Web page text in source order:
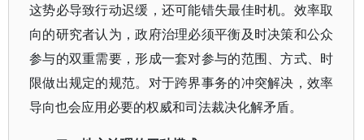
这势必导致行动迟缓，还可能错失最佳时机。效率取
向的研究者认为，政府治理必须平衡及时决策和公众
参与的双重需要，形成一套对参与的范围、方式、时
限做出规定的规范。对于跨界事务的冲突解决，效率
导向也会应用必要的权威和司法裁决化解矛盾。